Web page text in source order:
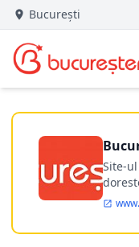
București
Site-